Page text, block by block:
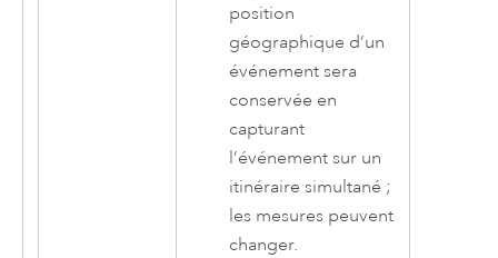
position
géographique d’un
événement sera
conservée en
capturant
l’événement sur un
itinéraire simultané ;
les mesures peuvent
changer.